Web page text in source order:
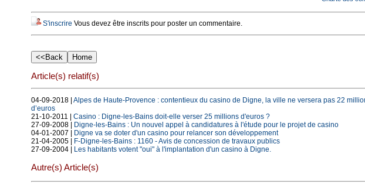
S'inscrire Vous devez être inscrits pour poster un commentaire.
Article(s) relatif(s)
04-09-2018 | Alpes de Haute-Provence : contentieux du casino de Digne, la ville ne versera pas 22
d’euros
21-10-2011 | Casino : Digne-les-Bains doit-elle verser 25 millions d'euros ?
27-09-2008 |
Digne-les-Bains : Un nouvel appel à candidatures à l'étude pour le projet de casino
04-01-2007 |
Digne va se doter d'un casino pour relancer son développement
21-04-2005 |
F-Digne-les-Bains : 1160 - Avis de concession de travaux publics
27-09-2004 |
Les habitants votent "oui" à l'implantation d'un casino à Digne.
Autre(s) Article(s)